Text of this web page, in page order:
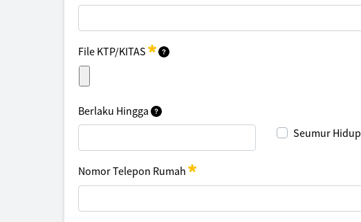
File KTP/KITAS
Berlaku Hingga
Seumur Hidup
Nomor Telepon Rumah